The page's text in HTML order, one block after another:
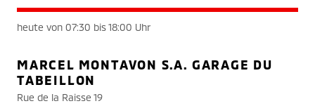
heute von 07:30 bis 18:00 Uhr
MARCEL MONTAVON S.A. GARAGE DU
TABEILLON
Rue de la Raisse 19